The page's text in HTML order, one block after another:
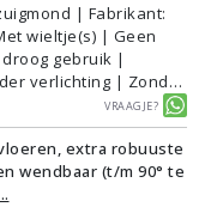
| Fabrikant:
wieltje(s) | Geen
gebruik |
verlichting | Zonder
| Geschikt
Tegels,
Vraagje?
extra robuuste
wendbaar (t/m 90° te